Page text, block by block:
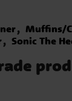
Muffins/
Sonic The